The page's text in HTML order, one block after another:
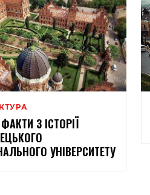
З ІСТОРІЇ
УНІВЕРСИТЕТУ